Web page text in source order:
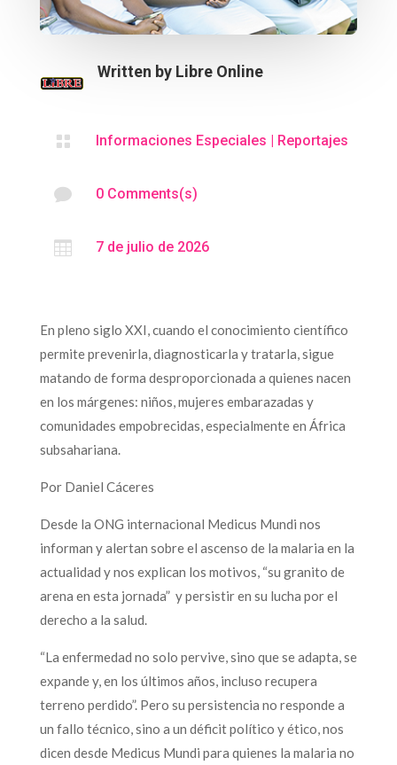
Written by Libre Online
 Informaciones Especiales | Reportajes
 0 Comments(s)
 7 de julio de 2026
En pleno siglo XXI, cuando el conocimiento científico
permite prevenirla, diagnosticarla y tratarla, sigue
matando de forma desproporcionada a quienes nacen
en los márgenes: niños, mujeres embarazadas y
comunidades empobrecidas, especialmente en África
subsahariana.
Por Daniel Cáceres
Desde la ONG internacional Medicus Mundi nos
informan y alertan sobre el ascenso de la malaria en la
actualidad y nos explican los motivos, “su granito de
arena en esta jornada” y persistir en su lucha por el
derecho a la salud.
“La enfermedad no solo pervive, sino que se adapta, se
expande y, en los últimos años, incluso recupera
terreno perdido”. Pero su persistencia no responde a
un fallo técnico, sino a un déficit político y ético, nos
dicen desde Medicus Mundi para quienes la malaria no